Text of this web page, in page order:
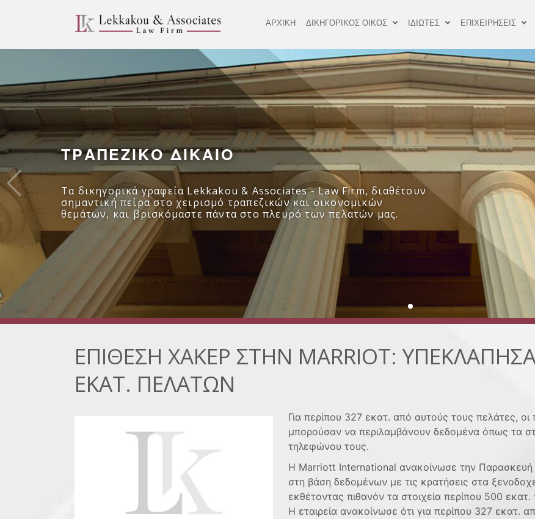
ΑΡΧΙΚΗ ΔΙΚΗΓΟΡΙΚΟΣ ΟΙΚΟΣ ΙΔΙΩΤΕΣ ΕΠΙΧΕΙΡΗΣΕΙΣ
ΤΡΑΠΕΖΙΚΟ ΔΙΚΑΙΟ
Τα δικηγορικά γραφεία Lekkakou & Associates - Law Firm, διαθέτουν
σημαντική πείρα στο χειρισμό τραπεζικών και οικονομικών
θεμάτων, και βρισκόμαστε πάντα στο πλευρό των πελατών μας.
ΕΠΙΘΕΣΗ ΧΑΚΕΡ ΣΤΗΝ MARRIOT:
ΕΚΑΤ. ΠΕΛΑΤΩΝ
Για περίπου 327 εκατ. από αυτούς τους πελάτες,
μπορούσαν να περιλαμβάνουν δεδομένα όπως τα
τηλεφώνου τους.
Η Marriott International ανακοίνωσε την
στη βάση δεδομένων με τις κρατήσεις στα
εκθέτοντας πιθανόν τα στοιχεία περίπου 500
Η εταιρεία ανακοίνωσε ότι για περίπου 327 εκατ.